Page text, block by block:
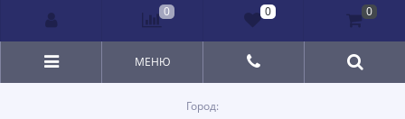
Город:
МЕНЮ
0 0 0